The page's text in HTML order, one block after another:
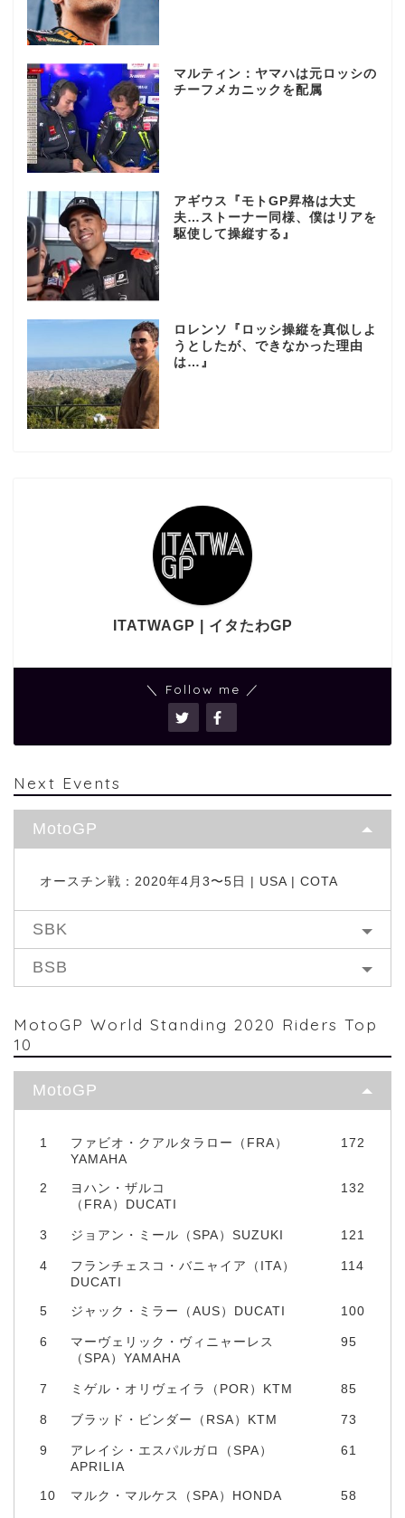
マルティン：ヤマハは元ロッシの
チーフメカニックを配属
アギウス『モトGP昇格は大丈
夫…ストーナー同様、僕はリアを
駆使して操縦する』
ロレンソ『ロッシ操縦を真似しよ
うとしたが、できなかった理由
は…』
ITATWAGP | イタたわGP
＼ Follow me ／
Next Events
MotoGP
オースチン戦：2020年4月3〜5日 | USA | COTA
SBK
BSB
MotoGP World Standing 2020 Riders Top
10
MotoGP
1
ファビオ・クアルタラロー（FRA）
YAMAHA
172
2
ヨハン・ザルコ
（FRA）DUCATI
132
3 ジョアン・ミール（SPA）SUZUKI 121
4
フランチェスコ・バニャイア（ITA）
DUCATI
114
5 ジャック・ミラー（AUS）DUCATI 100
6
マーヴェリック・ヴィニャーレス
（SPA）YAMAHA
95
7 ミゲル・オリヴェイラ（POR）KTM 85
8 ブラッド・ビンダー（RSA）KTM 73
9
アレイシ・エスパルガロ（SPA）
APRILIA
61
10 マルク・マルケス（SPA）HONDA 58